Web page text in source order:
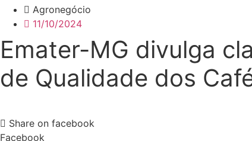
Agronegócio
11/10/2024
Emater-MG divulga
de Qualidade dos
Share on facebook
Facebook